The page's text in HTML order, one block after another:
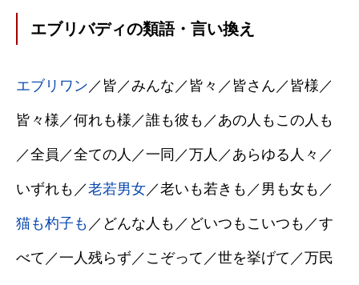
エブリバディの類語・言い換え
エブリワン ／皆／みんな／皆々／皆さん／皆様／
皆々様／何れも様／誰も彼も／あの人もこの人も
／全員／全ての人／一同／万人／あらゆる人々／
いずれも／老若男女／老いも若きも／男も女も／
猫も杓子も ／どんな人も／どいつもこいつも／す
べて／一人残らず／こぞって／世を挙げて／万民